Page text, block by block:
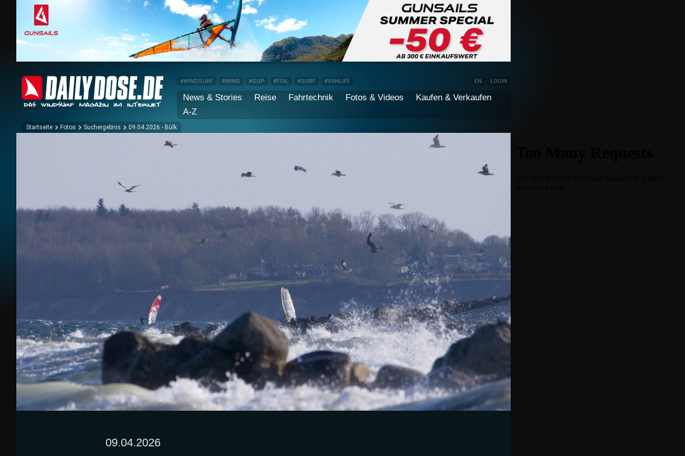
#WINDSURF #WING #SUP #FOIL #SURF #VANLIFE EN LOGIN
News & Stories Reise Fahrtechnik Fotos & Videos
Kaufen & Verkaufen
A-Z
Startseite Fotos Suchergebnis 09.04.2026 - Bülk
09.04.2026